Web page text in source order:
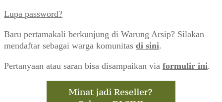
Lupa password?
Baru pertamakali berkunjung di Warung Arsip? Silakan
mendaftar sebagai warga komunitas di sini.
Pertanyaan atau saran bisa disampaikan via formulir ini.